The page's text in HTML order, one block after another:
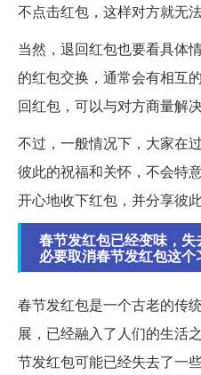
不点击红包，这样对方就无
当然，退回红包也要看具体
的红包交换，通常会有相互
回红包，可以与对方商量解决
不过，一般情况下，大家在
彼此的祝福和关怀，不会特
开心地收下红包，并分享彼
春节发红包已经变味，
必要取消春节发红包这个
春节发红包是一个古老的传
展，已经融入了人们的生活
节发红包可能已经失去了一